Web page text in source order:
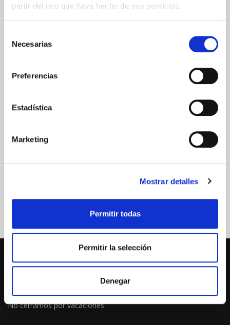
partir del uso que haya hecho de sus servicios.
Necesarias
Preferencias
Estadística
Marketing
Mostrar detalles
Permitir todas
Permitir la selección
Denegar
GARANTÍA DE CALIDAD
No cerramos por vacaciones